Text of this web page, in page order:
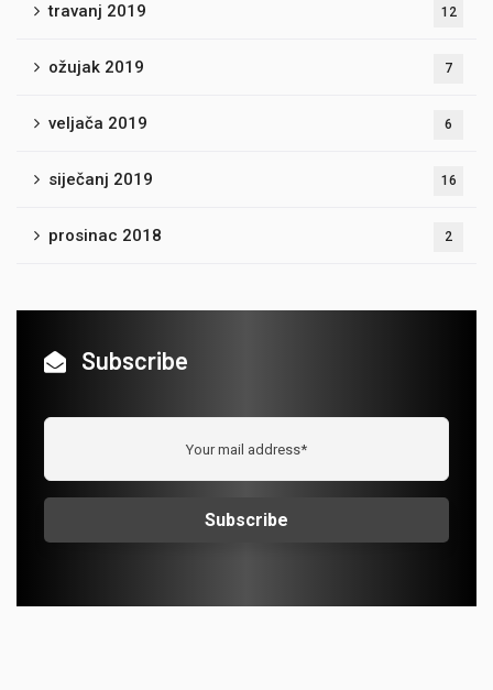
travanj 2019 12
ožujak 2019 7
veljača 2019 6
siječanj 2019 16
prosinac 2018 2
Subscribe